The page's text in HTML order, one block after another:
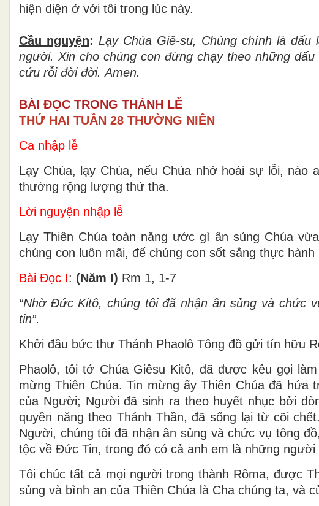
hiện diện ở với tôi trong lúc này.
Cầu nguyện: Lạy Chúa Giê-su, Chúng chính là
người. Xin cho chúng con đừng chạy theo những
cứu rỗi đời đời.Amen.
BÀI ĐỌC TRONG THÁNH LỄ
THỨ HAI TUẦN 28 THƯỜNG NIÊN
Ca nhập lễ
Lạy Chúa, lạy Chúa, nếu Chúa nhớ hoài sự lỗi,
thường rộng lượng thứ tha.
Lời nguyện nhập lễ
Lạy Thiên Chúa toàn năng ước gì ân sủng Chúa
chúng con luôn mãi, để chúng con sốt sắng thực
Bài Ðọc I: (Năm I) Rm 1, 1-7
“Nhờ Ðức Kitô, chúng tôi đã nhận ân sủng và chức
tin”.
Khởi đầu bức thư Thánh Phaolô Tông đồ gửi tín hữu
Phaolô, tôi tớ Chúa Giêsu Kitô, đã được kêu gọi
mừng Thiên Chúa. Tin mừng ấy Thiên Chúa đã
của Người; Người đã sinh ra theo huyết nhục bởi
quyền năng theo Thánh Thần, đã sống lại từ cõi
Người, chúng tôi đã nhận ân sủng và chức vụ tông
tộc về Ðức Tin, trong đó có cả anh em là những người
Tôi chúc tất cả mọi người trong thành Rôma, được
sủng và bình an của Thiên Chúa là Cha chúng ta, và